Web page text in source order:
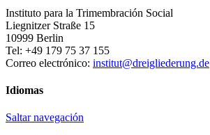
Instituto para la Trimembración Social
Liegnitzer Straße 15
10999 Berlin
Tel: +49 179 75 37 155
Correo electrónico: institut@dreigliederung.de
Idiomas
Saltar navegación